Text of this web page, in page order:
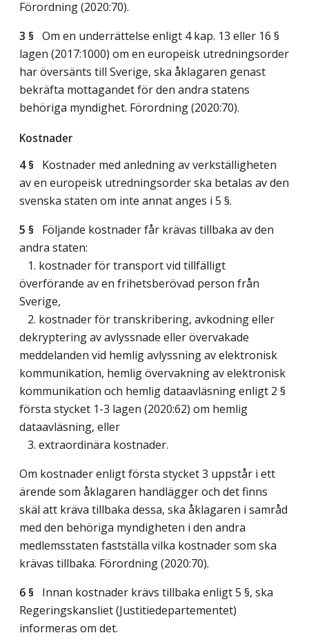
Förordning (2020:70).
3 § Om en underrättelse enligt 4 kap. 13 eller 16 §
lagen (2017:1000) om en europeisk utredningsorder
har översänts till Sverige, ska åklagaren genast
bekräfta mottagandet för den andra statens
behöriga myndighet. Förordning (2020:70).
Kostnader
4 § Kostnader med anledning av verkställigheten
av en europeisk utredningsorder ska betalas av den
svenska staten om inte annat anges i 5 §.
5 § Följande kostnader får krävas tillbaka av den
andra staten:
1. kostnader för transport vid tillfälligt
överförande av en frihetsberövad person från
Sverige,
2. kostnader för transkribering, avkodning eller
dekryptering av avlyssnade eller övervakade
meddelanden vid hemlig avlyssning av elektronisk
kommunikation, hemlig övervakning av elektronisk
kommunikation och hemlig dataavläsning enligt 2 §
första stycket 1-3 lagen (2020:62) om hemlig
dataavläsning, eller
3. extraordinära kostnader.
Om kostnader enligt första stycket 3 uppstår i ett
ärende som åklagaren handlägger och det finns
skäl att kräva tillbaka dessa, ska åklagaren i samråd
med den behöriga myndigheten i den andra
medlemsstaten fastställa vilka kostnader som ska
krävas tillbaka. Förordning (2020:70).
6 § Innan kostnader krävs tillbaka enligt 5 §, ska
Regeringskansliet (Justitiedepartementet)
informeras om det.